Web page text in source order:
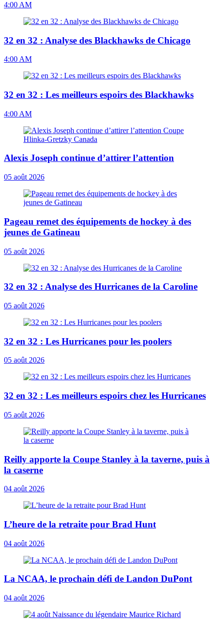
4:00 AM
32 en 32 : Analyse des Blackhawks de Chicago
4:00 AM
32 en 32 : Les meilleurs espoirs des Blackhawks
4:00 AM
Alexis Joseph continue d’attirer l’attention
05 août 2026
Pageau remet des équipements de hockey à des
jeunes de Gatineau
05 août 2026
32 en 32 : Analyse des Hurricanes de la Caroline
05 août 2026
32 en 32 : Les Hurricanes pour les poolers
05 août 2026
32 en 32 : Les meilleurs espoirs chez les Hurricanes
05 août 2026
Reilly apporte la Coupe Stanley à la taverne, puis à
la caserne
04 août 2026
L’heure de la retraite pour Brad Hunt
04 août 2026
La NCAA, le prochain défi de Landon DuPont
04 août 2026